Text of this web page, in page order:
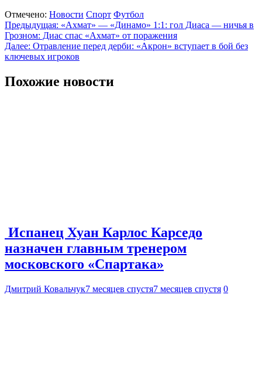
Отмечено: Новости Спорт Футбол
Навигация
по
записям
Предыдущая: «Ахмат» — «Динамо» 1:1: гол Диаса — ничья в
Грозном: Диас спас «Ахмат» от поражения
Далее: Отравление перед дерби: «Акрон» вступает в бой без
ключевых игроков
Похожие новости
Испанец Хуан Карлос Карседо
назначен главным тренером
московского «Спартака»
Дмитрий Ковальчук7 месяцев спустя7 месяцев спустя 0